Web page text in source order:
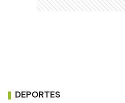
DEPORTES